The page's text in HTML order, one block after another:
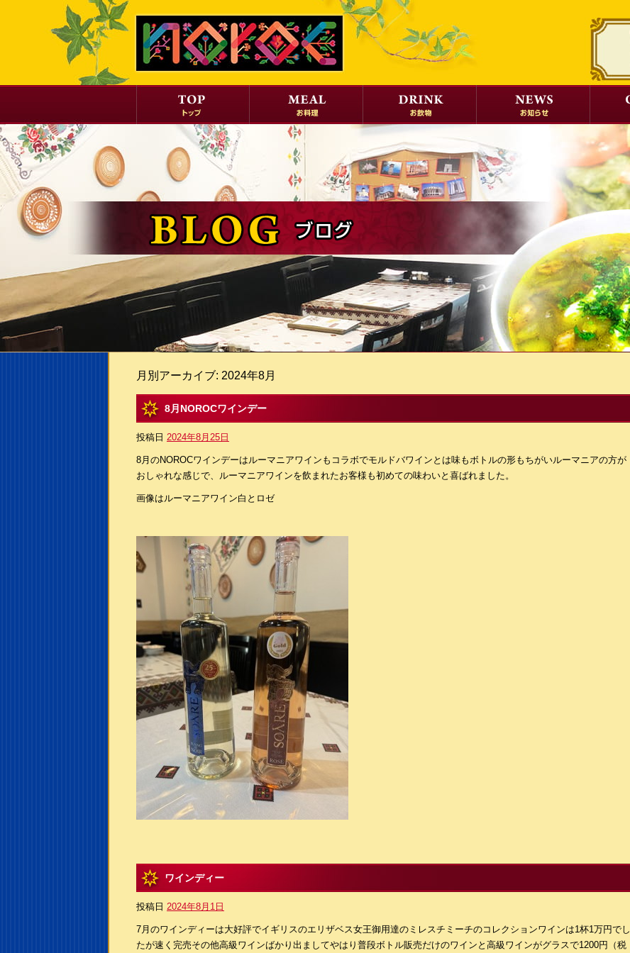
月別アーカイブ: 2024年8月
8月NOROCワインデー
投稿日 2024年8月25日
8月のNOROCワインデーはルーマニアワインもコラボでモルドバワインとは味もボトルの形もちがいルーマニアの方が
おしゃれな感じで、ルーマニアワインを飲まれたお客様も初めての味わいと喜ばれました。
画像はルーマニアワイン白とロゼ
ワインディー
投稿日 2024年8月1日
7月のワインディーは大好評でイギリスのエリザベス女王御用達のミレスチミーチのコレクションワインは1杯1万円でし
たが速く完売その他高級ワインばかり出ましてやはり普段ボトル販売だけのワインと高級ワインがグラスで1200円（税